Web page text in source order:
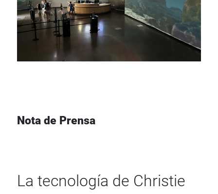
Nota de Prensa
La tecnología de Christie